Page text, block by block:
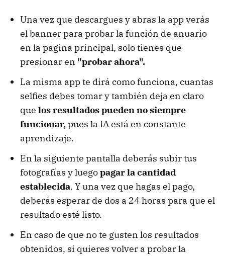
Una vez que descargues y abras la app verás
el banner para probar la función de anuario
en la página principal, solo tienes que
presionar en "probar ahora".
La misma app te dirá como funciona, cuantas
selfies debes tomar y también deja en claro
que los resultados pueden no siempre
funcionar,pues la IA está en constante
aprendizaje.
En la siguiente pantalla deberás subir tus
fotografías y luegopagar la cantidad
establecida. Y una vez que hagas el pago,
deberás esperar de dos a 24 horas para que el
resultado esté listo.
En caso de que no te gusten los resultados
obtenidos, si quieres volver a probar la